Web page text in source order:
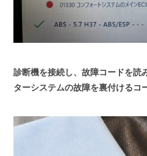
診断機を接続し、故障コードを読
ターシステムの故障を裏付けるコ